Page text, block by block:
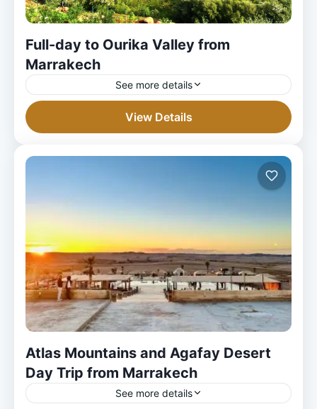
Full-day to Ourika Valley from
Marrakech
See more details
View Details
Atlas Mountains and Agafay Desert
Day Trip from Marrakech
See more details